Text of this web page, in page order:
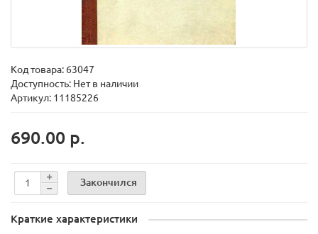
Код товара: 63047
Доступность: Нет в наличии
Артикул: 11185226
690.00 р.
Закончился
Краткие характеристики